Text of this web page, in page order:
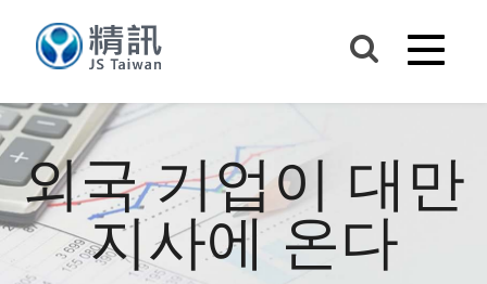
외국 기업이 대만
지사에 온다